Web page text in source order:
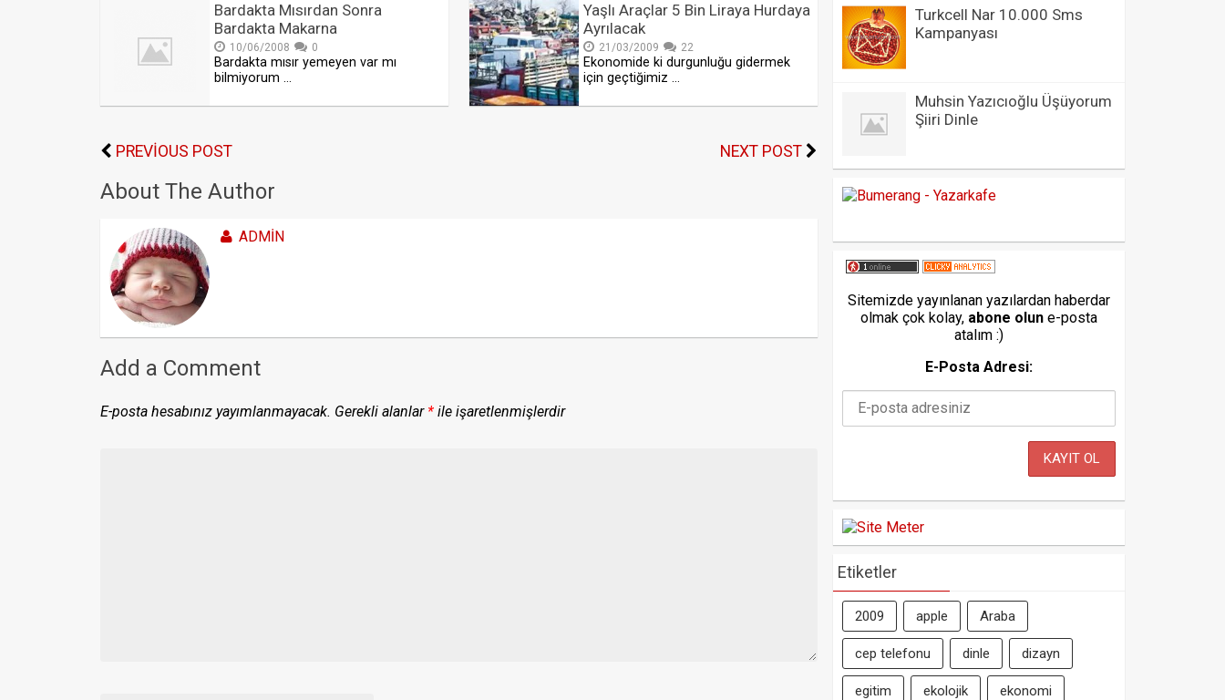
Bardakta Mısırdan Sonra
Bardakta Makarna
10/06/2008 0
Bardakta mısır yemeyen var mı
bilmiyorum …
Yaşlı Araçlar 5 Bin Liraya Hurdaya
Ayrılacak
21/03/2009 22
Ekonomide ki durgunluğu gidermek
için geçtiğimiz …
PREVIOUS POST NEXT POST
About The Author
ADMIN
Add a Comment
E-posta hesabınız yayımlanmayacak. Gerekli alanlar * ile işaretlenmişlerdir
Turkcell Nar 10.000 Sms
Kampanyası
Muhsin Yazıcıoğlu Üşüyorum
Şiiri Dinle
Sitemizde yayınlanan yazılardan haberdar
olmak çok kolay, abone olun e-posta
atalım :)
E-Posta Adresi:
Etiketler
2009 apple Araba
cep telefonu dinle dizayn
egitim ekolojik ekonomi